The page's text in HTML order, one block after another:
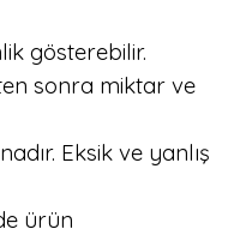
gösterebilir.
sonra miktar ve
Eksik ve yanlış
ürün